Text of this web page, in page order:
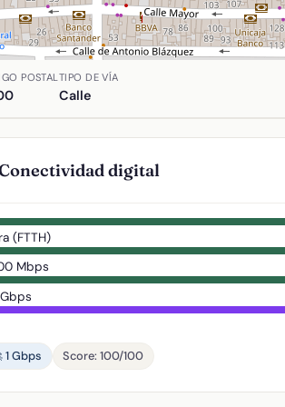
de Salamanca en Almadén, Ciudad
POSTALTIPO DE VÍA
Calle
digital
(FTTH)
Mbps
1 Gbps
Score: 100/100